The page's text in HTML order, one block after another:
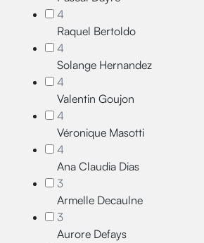
4
Raquel Bertoldo
4
Solange Hernandez
4
Valentin Goujon
4
Véronique Masotti
4
Ana Claudia Dias
3
Armelle Decaulne
3
Aurore Defays